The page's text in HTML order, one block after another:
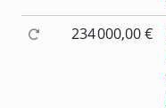
234 000,00 €